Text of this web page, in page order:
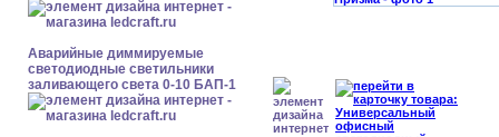
Аварийные диммируемые
светодиодные светильники
заливающего света 0-10 БАП-1